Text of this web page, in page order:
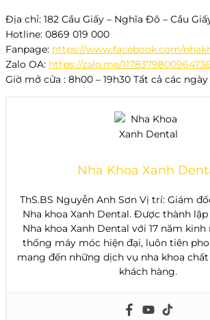
Địa chỉ: 182 Cầu Giấy – Nghĩa Đô – Cầu
Hotline: 0869 019 000
Fanpage: https://www.facebook.com/
Zalo OA: https://zalo.me/
Giờ mở cửa : 8h00 – 19h30 Tất cả các
Nha Khoa Xanh
ThS.BS Nguyễn Anh Sơn Vị trí: Giám
Nha khoa Xanh Dental. Được thành
Nha khoa Xanh Dental với 17 năm
thống máy móc hiện đại, luôn tiên
mang đến những dịch vụ nha khoa
khách hàng.